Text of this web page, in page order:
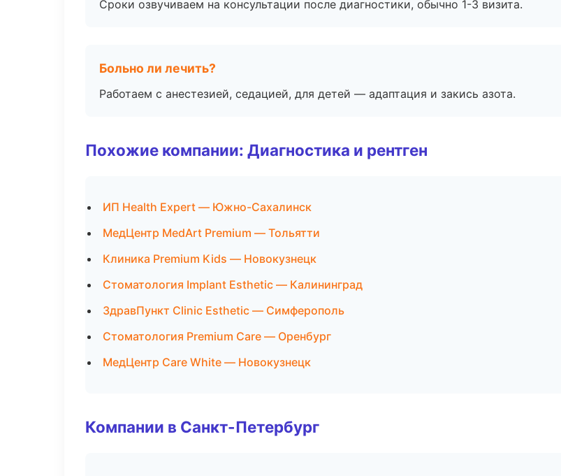
Сроки озвучиваем на консультации после диагностики, обычно 1-3 визита.
Больно ли лечить?
Работаем с анестезией, седацией, для детей — адаптация и закись азота.
Похожие компании: Диагностика и рентген
ИП Health Expert — Южно-Сахалинск
МедЦентр MedArt Premium — Тольятти
Клиника Premium Kids — Новокузнецк
Стоматология Implant Esthetic — Калининград
ЗдравПункт Clinic Esthetic — Симферополь
Стоматология Premium Care — Оренбург
МедЦентр Care White — Новокузнецк
Компании в Санкт-Петербург